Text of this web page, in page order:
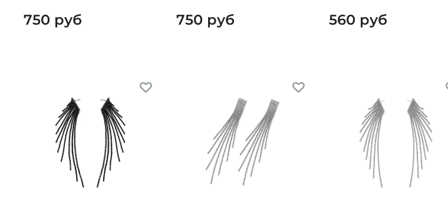
750 руб 750 руб 560 руб